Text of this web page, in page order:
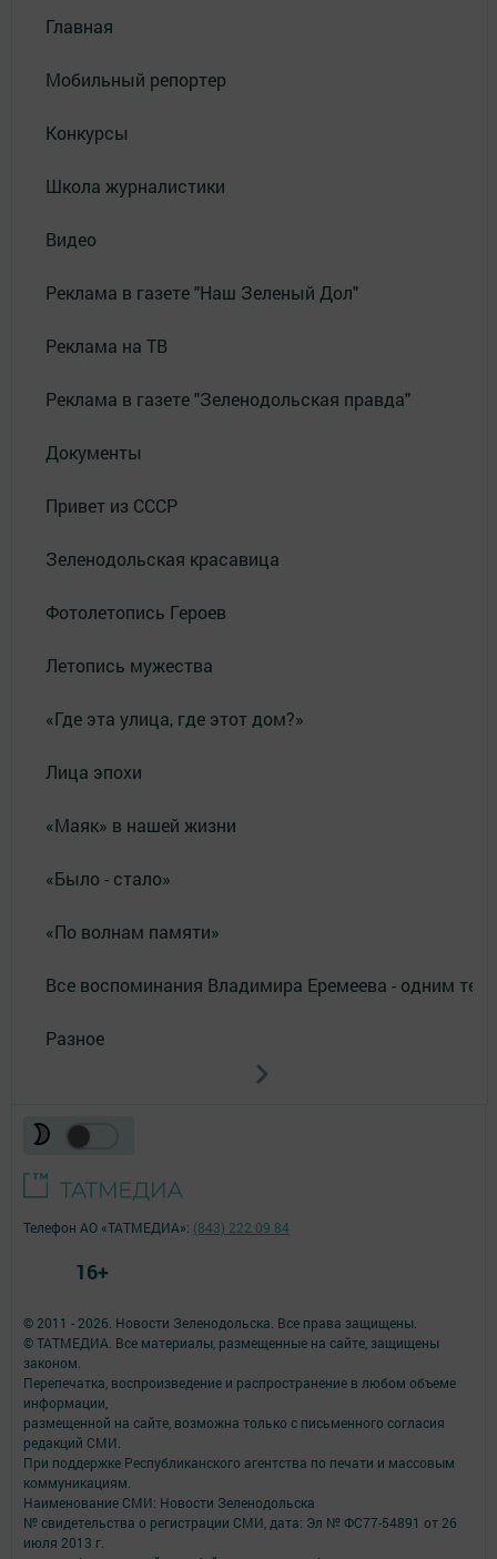
Главная
Мобильный репортер
Конкурсы
Школа журналистики
Видео
Реклама в газете "Наш Зеленый Дол"
Реклама на ТВ
Реклама в газете "Зеленодольская правда"
Документы
Привет из СССР
Зеленодольская красавица
Фотолетопись Героев
Летопись мужества
«Где эта улица, где этот дом?»
Лица эпохи
«Маяк» в нашей жизни
«Было - стало»
«По волнам памяти»
Все воспоминания Владимира Еремеева - одним
Разное
© 2011 - 2026. Новости Зеленодольска. Все права защищены.
© ТАТМЕДИА. Все материалы, размещенные на сайте, защищены
законом.
Перепечатка, воспроизведение и распространение в любом объеме
информации,
размещенной на сайте, возможна только с письменного согласия
редакций СМИ.
При поддержке Республиканского агентства по печати и массовым
коммуникациям.
Наименование СМИ: Новости Зеленодольска
№ свидетельства о регистрации СМИ, дата: Эл № ФС77-54891 от 26
июля 2013 г.
Телефон АО «ТАТМЕДИА»: (843) 222 09 84
16+